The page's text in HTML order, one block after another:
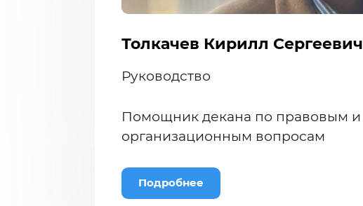
Толкачев Кирилл Сергеевич
Руководство
Помощник декана по правовым и
организационным вопросам
Подробнее